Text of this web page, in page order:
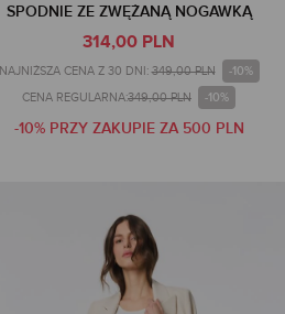
SPODNIE ZE ZWĘŻANĄ NOGAWKĄ
314,00 PLN
NAJNIŻSZA CENA Z 30 DNI: 349,00 PLN -10%
CENA REGULARNA:349,00 PLN -10%
-10% PRZY ZAKUPIE ZA 500 PLN